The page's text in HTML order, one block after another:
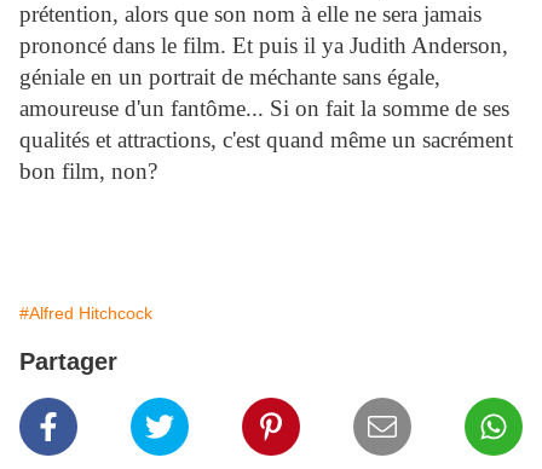
prétention, alors que son nom à elle ne sera jamais
prononcé dans le film. Et puis il ya Judith Anderson,
géniale en un portrait de méchante sans égale,
amoureuse d'un fantôme... Si on fait la somme de ses
qualités et attractions, c'est quand même un sacrément
bon film, non?
#Alfred Hitchcock
Partager